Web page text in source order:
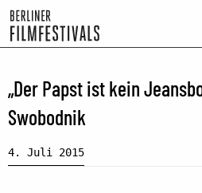
„Der Papst ist kein
Swobodnik
4. Juli 2015